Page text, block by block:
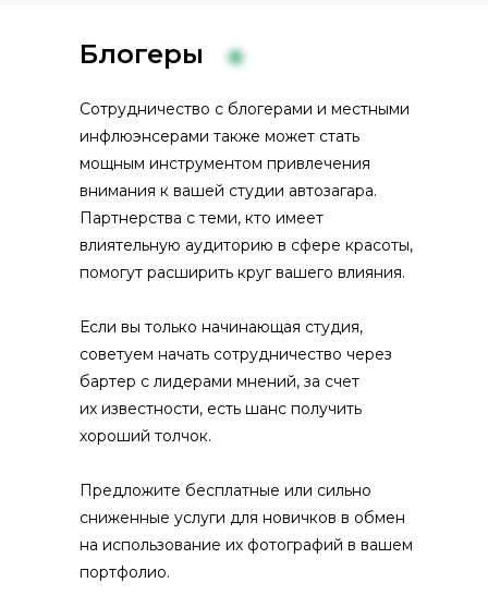
Блогеры
Сотрудничество с блогерами и местными
инфлюэнсерами также может стать
мощным инструментом привлечения
внимания к вашей студии автозагара.
Партнерства с теми, кто имеет
влиятельную аудиторию в сфере красоты,
помогут расширить круг вашего влияния.
Если вы только начинающая студия,
советуем начать сотрудничество через
бартер с лидерами мнений, за счет
их известности, есть шанс получить
хороший толчок.
Предложите бесплатные или сильно
сниженные услуги для новичков в обмен
на использование их фотографий в вашем
портфолио.